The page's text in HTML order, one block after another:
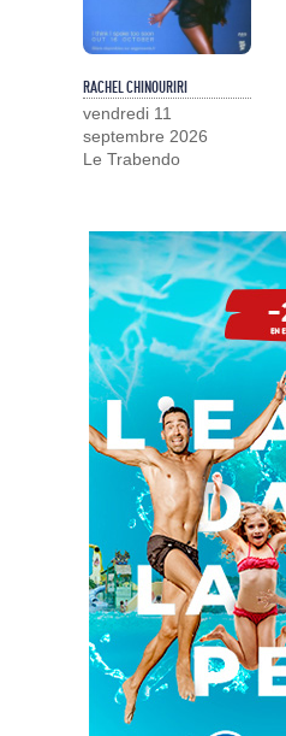
RACHEL CHINOURIRI
vendredi 11
septembre 2026
Le Trabendo